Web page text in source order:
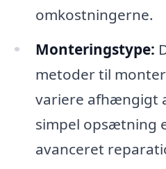
omkostningerne.
Monteringstype:
metoder til
variere afhængigt
simpel opsætning
avanceret